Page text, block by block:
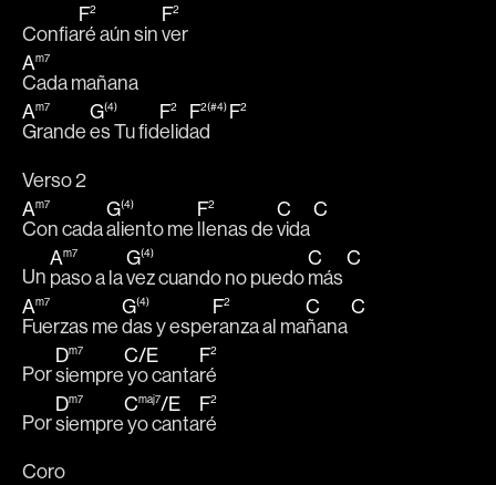
Confia
F2
ré aún sin
F2
ver
Am7
Cada mañana
Am7
Grande
G(4)
es Tu fid
F2
elid
F2(#4)
ad
F2
Verso 2
Am7
Con cada
G(4)
aliento me
F2
llenas de
C
vida
C
Un
Am7
paso a la
G(4)
vez cuando no puedo
C
más
C
Am7
Fuerzas me
G(4)
das y espe
F2
ranza al ma
C
ñana
C
Por
Dm7
siempre
C/E
yo canta
F2
ré
Por
Dm7
siempre
Cmaj7/E
yo canta
F2
ré
Coro